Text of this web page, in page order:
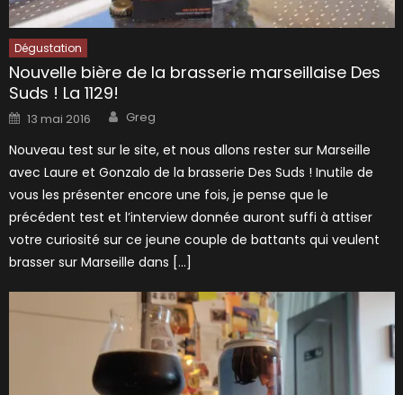
Dégustation
Nouvelle bière de la brasserie marseillaise Des
Suds ! La 1129!
Posted
on
13 mai 2016 Author
Greg
Nouveau test sur le site, et nous allons rester sur Marseille
avec Laure et Gonzalo de la brasserie Des Suds ! Inutile de
vous les présenter encore une fois, je pense que le
précédent test et l’interview donnée auront suffi à attiser
votre curiosité sur ce jeune couple de battants qui veulent
brasser sur Marseille dans […]